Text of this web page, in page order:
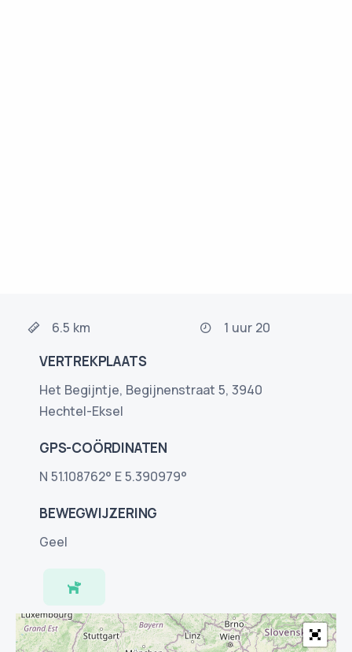
6.5 km 1 uur 20
VERTREKPLAATS
Het Begijntje, Begijnenstraat 5, 3940
Hechtel-Eksel
GPS-COÖRDINATEN
N 51.108762° E 5.390979°
BEWEGWIJZERING
Geel